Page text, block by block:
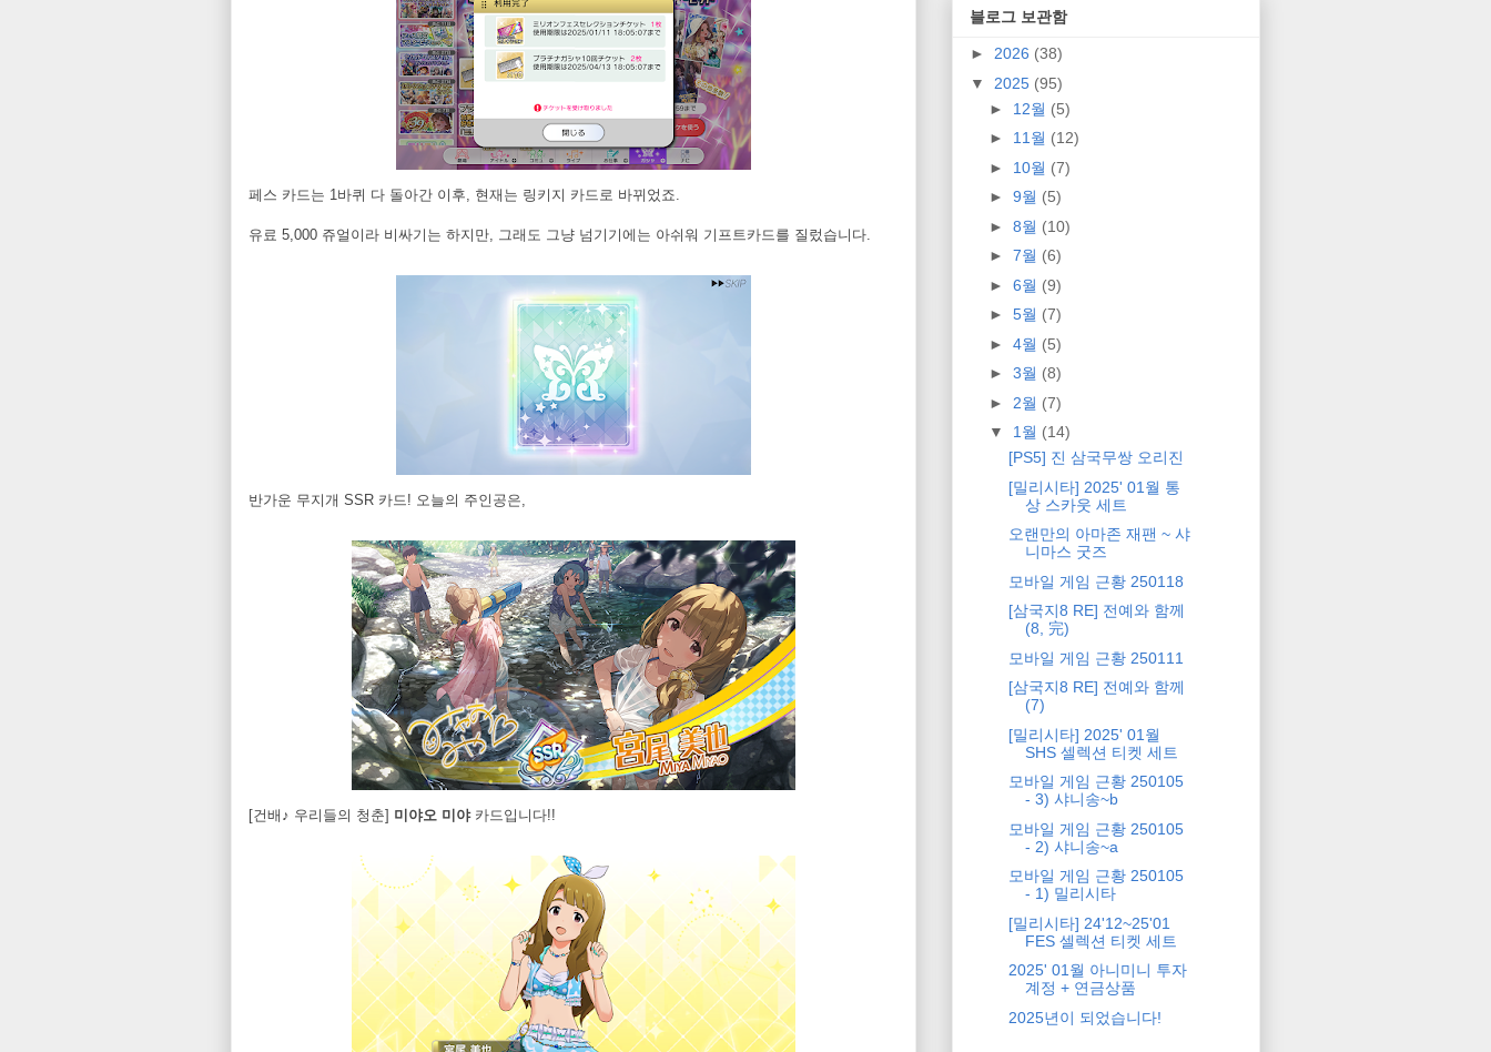
페스 카드는 1바퀴 다 돌아간 이후, 현재는 링키지 카드로 바뀌었죠.
유료 5,000 쥬얼이라 비싸기는 하지만, 그래도 그냥 넘기기에는 아쉬워 기프트카드를 질렀습니다.
반가운 무지개 SSR 카드! 오늘의 주인공은,
[건배♪ 우리들의 청춘] 미야오 미야카드입니다!!
블로그 보관함
► 2026 (38)
▼ 2025 (95)
► 12월 (5)
► 11월 (12)
► 10월 (7)
► 9월 (5)
► 8월 (10)
► 7월 (6)
► 6월 (9)
► 5월 (7)
► 4월 (5)
► 3월 (8)
► 2월 (7)
▼ 1월 (14)
[PS5] 진 삼국무쌍 오리진
[밀리시타] 2025' 01월 통
상 스카웃 세트
오랜만의 아마존 재팬 ~ 샤
니마스 굿즈
모바일 게임 근황 250118
[삼국지8 RE] 전예와 함께
(8, 完)
모바일 게임 근황 250111
[삼국지8 RE] 전예와 함께
(7)
[밀리시타] 2025' 01월
SHS 셀렉션 티켓 세트
모바일 게임 근황 250105
- 3) 샤니송~b
모바일 게임 근황 250105
- 2) 샤니송~a
모바일 게임 근황 250105
- 1) 밀리시타
[밀리시타] 24'12~25'01
FES 셀렉션 티켓 세트
2025' 01월 아니미니 투자
계정 + 연금상품
2025년이 되었습니다!